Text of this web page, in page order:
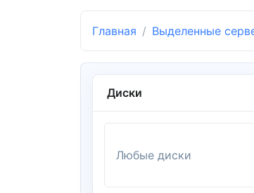
Главная Выделенные
Диски
Любые диски